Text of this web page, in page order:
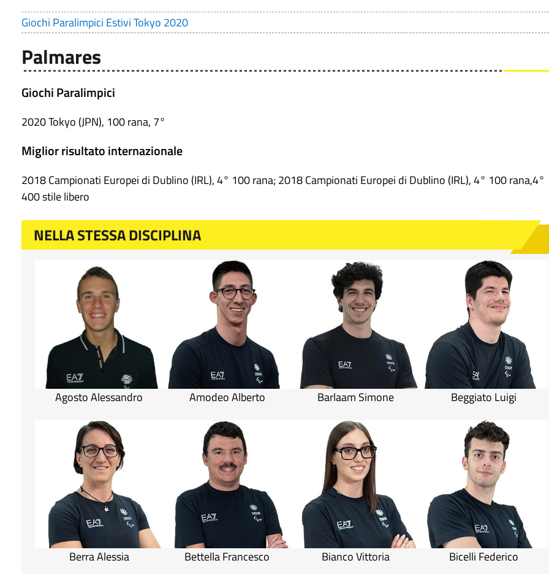
Giochi Paralimpici Estivi Tokyo 2020
Palmares
Giochi Paralimpici
2020 Tokyo (JPN), 100 rana, 7°
Miglior risultato internazionale
2018 Campionati Europei di Dublino (IRL), 4° 100 rana; 2018 Campionati Europei di Dublino (IRL), 4° 100 rana,4°
400 stile libero
NELLA STESSA DISCIPLINA
Agosto Alessandro Amodeo Alberto Barlaam Simone Beggiato Luigi
Berra Alessia Bettella Francesco Bianco Vittoria Bicelli Federico